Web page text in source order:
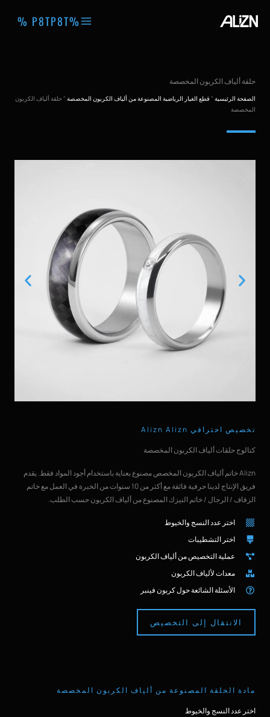
%P8TP8T %
حلقة ألياف الكربون المخصصة
الصفحة الرئيسية " قطع الغيار الرياضية المصنوعة من ألياف الكربون المخصصة "حلقة ألياف الكربون
المخصصة
تخصيص احترافي Alizn Alizn
كتالوج حلقات ألياف الكربون المخصصة
Alizn خاتم ألياف الكربون المخصص مصنوع بعناية باستخدام أجود المواد فقط. يقدم
فريق الإنتاج لدينا حرفية فائقة مع أكثر من 10 سنوات من الخبرة في العمل مع خاتم
الزفاف / الرجال / خاتم النيزك المصنوع من ألياف الكربون حسب الطلب.
اختر عدد النسج والخيوط
اختر التشطيبات
عملية التخصيص من ألياف الكربون
معدات لألياف الكربون
الأسئلة الشائعة حول كربون فينبر
الانتقال إلى التخصيص
مادة الحلقة المصنوعة من ألياف الكربون المخصصة
اختر عدد النسج والخيوط